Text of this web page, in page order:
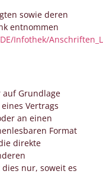
sowie deren
entnommen
Infothek/
auf Grundlage
Vertrags
an einen
Format
direkte
nur, soweit es